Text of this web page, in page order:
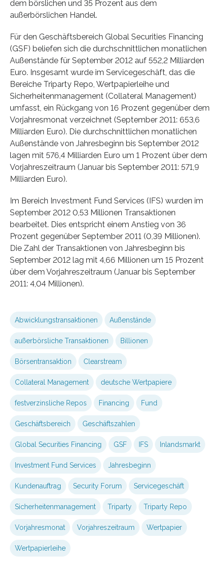
dem börslichen und 35 Prozent aus dem
außerbörslichen Handel.
Für den Geschäftsbereich Global Securities Financing
(GSF) beliefen sich die durchschnittlichen monatlichen
Außenstände für September 2012 auf 552,2 Milliarden
Euro. Insgesamt wurde im Servicegeschäft, das die
Bereiche Triparty Repo, Wertpapierleihe und
Sicherheitenmanagement (Collateral Management)
umfasst, ein Rückgang von 16 Prozent gegenüber dem
Vorjahresmonat verzeichnet (September 2011: 653,6
Milliarden Euro). Die durchschnittlichen monatlichen
Außenstände von Jahresbeginn bis September 2012
lagen mit 576,4 Milliarden Euro um 1 Prozent über dem
Vorjahreszeitraum (Januar bis September 2011: 571,9
Milliarden Euro).
Im Bereich Investment Fund Services (IFS) wurden im
September 2012 0,53 Millionen Transaktionen
bearbeitet. Dies entspricht einem Anstieg von 36
Prozent gegenüber September 2011 (0,39 Millionen).
Die Zahl der Transaktionen von Jahresbeginn bis
September 2012 lag mit 4,66 Millionen um 15 Prozent
über dem Vorjahreszeitraum (Januar bis September
2011: 4,04 Millionen).
Abwicklungstransaktionen Außenstände
außerbörsliche Transaktionen Billionen
Börsentransaktion Clearstream
Collateral Management deutsche Wertpapiere
festverzinsliche Repos Financing Fund
Geschäftsbereich Geschäftszahlen
Global Securities Financing GSF IFS Inlandsmarkt
Investment Fund Services Jahresbeginn
Kundenauftrag Security Forum Servicegeschäft
Sicherheitenmanagement Triparty Triparty Repo
Vorjahresmonat Vorjahreszeitraum Wertpapier
Wertpapierleihe